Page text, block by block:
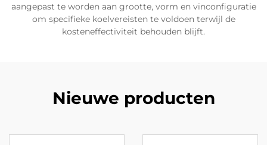
aangepast te worden aan grootte, vorm en vinconfiguratie
om specifieke koelvereisten te voldoen terwijl de
kosteneffectiviteit behouden blijft.
Nieuwe producten